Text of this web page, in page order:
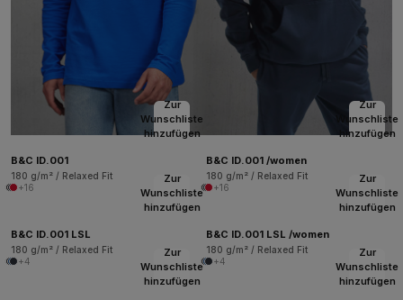
Zur
Wunschliste
hinzufügen
B&C ID.001
180 g/m² / Relaxed Fit
+16
Zur
Wunschliste
hinzufügen
B&C ID.001 /women
180 g/m² / Relaxed Fit
+16
Zur
Wunschliste
hinzufügen
B&C ID.001 LSL
180 g/m² / Relaxed Fit
+4
Zur
Wunschliste
hinzufügen
B&C ID.001 LSL /women
180 g/m² / Relaxed Fit
+4
Zur
Wunschliste
hinzufügen
Zur
Wunschliste
hinzufügen